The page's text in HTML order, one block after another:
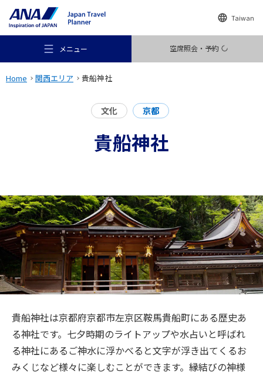
Taiwan
メニュー 空席照会・予約
行き先
旅のお役立ち情報
閉じる
Home 関西エリア 貴船神社
文化 京都
貴船神社
貴船神社は京都府京都市左京区鞍馬貴船町にある歴史あ
る神社です。七夕時期のライトアップや水占いと呼ばれ
る神社にあるご神水に浮かべると文字が浮き出てくるお
みくじなど様々に楽しむことができます。縁結びの神様